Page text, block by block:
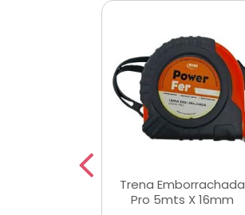
Trena Emborrachada
Pro 5mts X 16mm